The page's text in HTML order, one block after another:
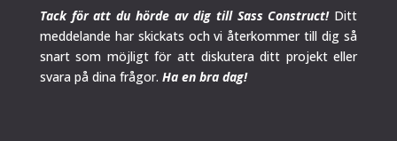
Tack för att du hörde av dig till Sass Construct!Ditt
meddelande har skickats och vi återkommer till dig så
snart som möjligt för att diskutera ditt projekt eller
svara på dina frågor. Ha en bra dag!